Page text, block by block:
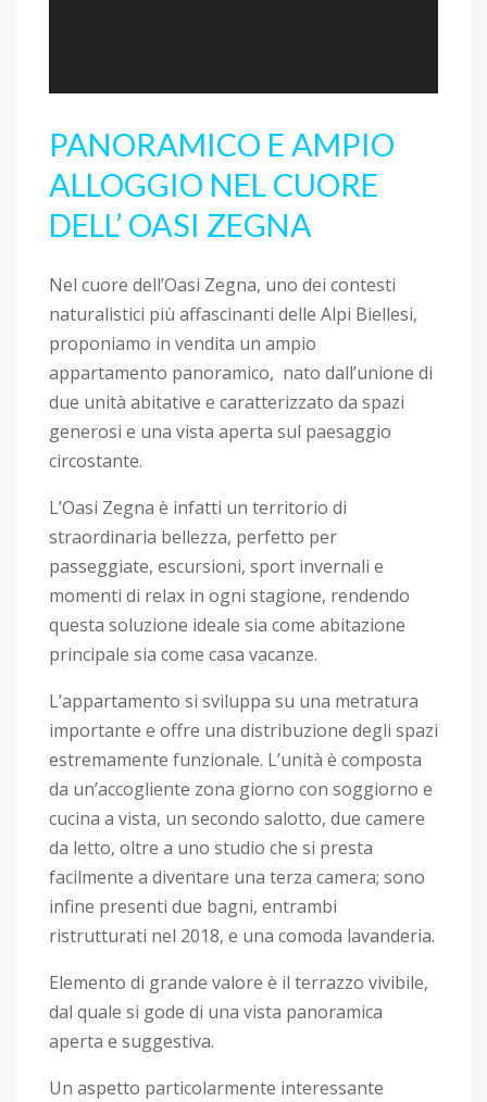
PANORAMICO E AMPIO
ALLOGGIO NEL CUORE
DELL’ OASI ZEGNA
Nel cuore dell’Oasi Zegna, uno dei contesti
naturalistici più affascinanti delle Alpi Biellesi,
proponiamo in vendita un ampio
appartamento panoramico, nato dall’unione di
due unità abitative e caratterizzato da spazi
generosi e una vista aperta sul paesaggio
circostante.
L’Oasi Zegna è infatti un territorio di
straordinaria bellezza, perfetto per
passeggiate, escursioni, sport invernali e
momenti di relax in ogni stagione, rendendo
questa soluzione ideale sia come abitazione
principale sia come casa vacanze.
L’appartamento si sviluppa su una metratura
importante e offre una distribuzione degli spazi
estremamente funzionale. L’unità è composta
da un’accogliente zona giorno con soggiorno e
cucina a vista, un secondo salotto, due camere
da letto, oltre a uno studio che si presta
facilmente a diventare una terza camera; sono
infine presenti due bagni, entrambi
ristrutturati nel 2018, e una comoda lavanderia.
Elemento di grande valore è il terrazzo vivibile,
dal quale si gode di una vista panoramica
aperta e suggestiva.
Un aspetto particolarmente interessante